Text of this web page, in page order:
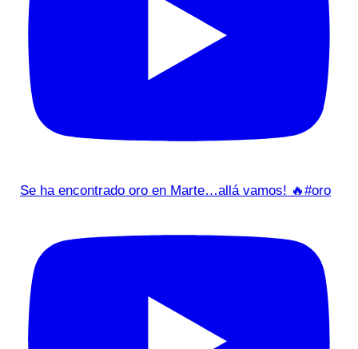
Se ha encontrado oro en Marte…allá vamos! 🔥#oro